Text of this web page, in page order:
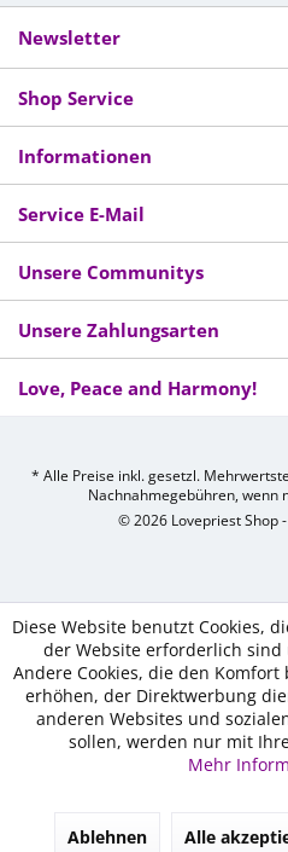
Newsletter
Shop Service
Informationen
Service E-Mail
Unsere Communitys
Unsere Zahlungsarten
Love, Peace and Harmony!
* Alle Preise inkl. gesetzl.
Nachnahmegebühren, wenn
© 2026 Lovepriest Shop
Diese Website benutzt Cookies,
der Website erforderlich sind
Andere Cookies, die den
erhöhen, der Direktwerbung
anderen Websites und
sollen, werden nur mit
Mehr
Ablehnen Alle